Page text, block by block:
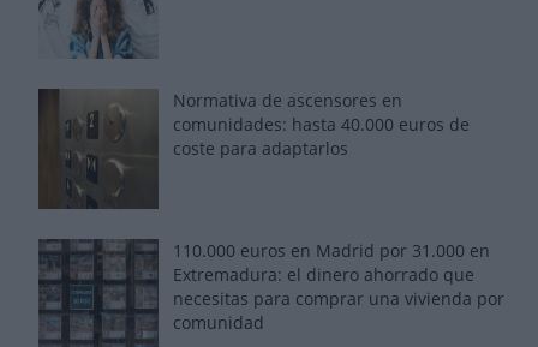
Normativa de ascensores en
comunidades: hasta 40.000 euros de
coste para adaptarlos
110.000 euros en Madrid por 31.000 en
Extremadura: el dinero ahorrado que
necesitas para comprar una vivienda por
comunidad